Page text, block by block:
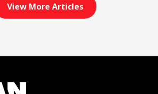
View More Articles